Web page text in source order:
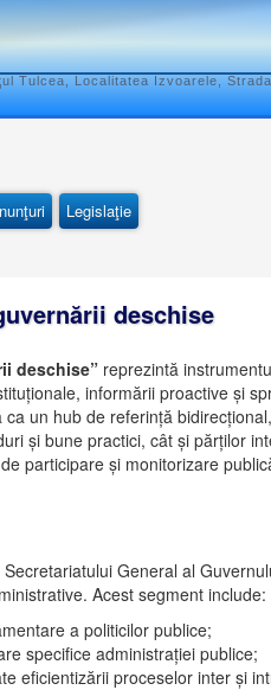
Tulcea, Localitatea Izvoarele,
Legislaţie
deschise
deschise” reprezintă
informării proactive și
un hub de referință
și bune practici, cât și părților
participare și monitorizare
General al
Acest segment include:
a politicilor publice;
specifice administrației publice;
eficientizării proceselor inter și